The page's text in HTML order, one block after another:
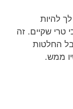
להיות
טרי שקיים. זה
החלטות
ממש.